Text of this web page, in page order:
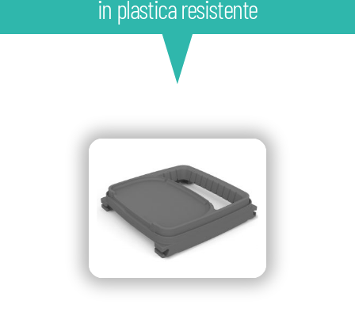
in plastica resistente